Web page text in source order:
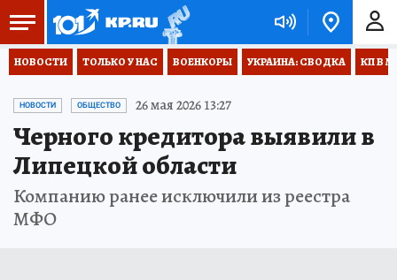
НОВОСТИ ТОЛЬКО У НАС ВОЕНКОРЫ УКРАИНА: СВОДКА КП В
НОВОСТИ ОБЩЕСТВО 26 мая 2026 13:27
Черного кредитора выявили в
Липецкой области
Компанию ранее исключили из реестра
МФО